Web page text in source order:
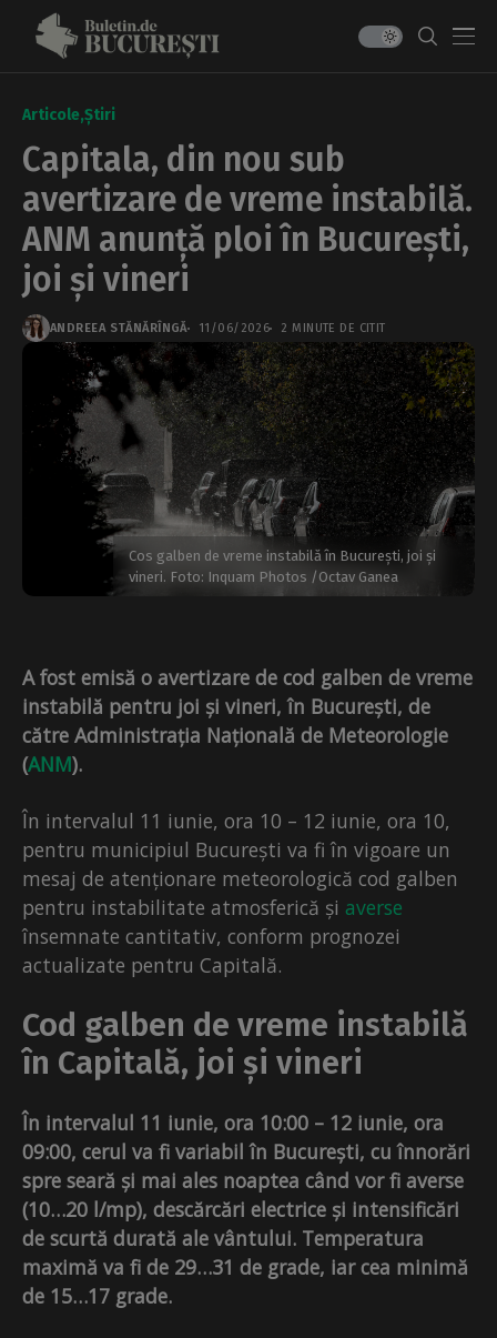
Articole Știri
Capitala, din nou sub
avertizare de vreme instabilă.
ANM anunță ploi în București,
joi și vineri
ANDREEA STĂNĂRÎNGĂ 11/06/2026 2 MINUTE DE CITIT
Cos galben de vreme instabilă în București, joi și
vineri. Foto: Inquam Photos /Octav Ganea
A fost emisă o avertizare de cod galben de vreme
instabilă pentru joi și vineri, în București, de
către Administrația Națională de Meteorologie
(ANM).
În intervalul 11 iunie, ora 10 – 12 iunie, ora 10,
pentru municipiul București va fi în vigoare un
mesaj de atenționare meteorologică cod galben
pentru instabilitate atmosferică și averse
însemnate cantitativ, conform prognozei
actualizate pentru Capitală.
Cod galben de vreme instabilă
în Capitală, joi și vineri
În intervalul 11 iunie, ora 10:00 – 12 iunie, ora
09:00, cerul va fi variabil în București, cu înnorări
spre seară și mai ales noaptea când vor fi averse
(10…20 l/mp), descărcări electrice și intensificări
de scurtă durată ale vântului. Temperatura
maximă va fi de 29…31 de grade, iar cea minimă
de 15…17 grade.